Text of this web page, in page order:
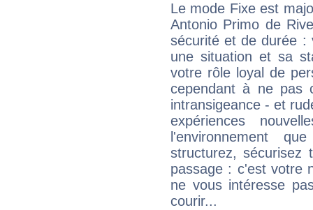
Le mode Fixe est
Antonio Primo de
sécurité et de durée :
une situation et sa
votre rôle loyal de
cependant à ne pas
intransigeance - et
expériences
l'environnement
structurez, sécurisez
passage : c'est votre
ne vous intéresse
courir...